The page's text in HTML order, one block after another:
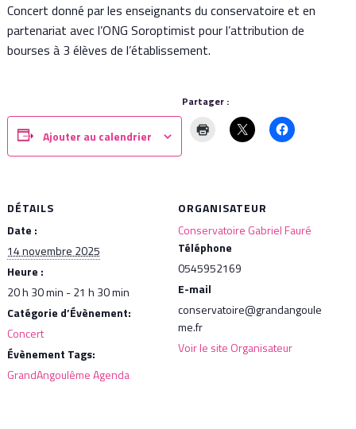
Concert donné par les enseignants du conservatoire et en
partenariat avec l’ONG Soroptimist pour l’attribution de
bourses à 3 élèves de l’établissement.
Ajouter au calendrier
DÉTAILS
Date :
14 novembre 2025
Heure :
20 h 30 min - 21 h 30 min
Catégorie d’Évènement:
Concert
Évènement Tags:
GrandAngoulême Agenda
ORGANISATEUR
Conservatoire Gabriel Fauré
Téléphone
0545952169
E-mail
conservatoire@grandangoule
me.fr
Voir le site Organisateur
Partager :